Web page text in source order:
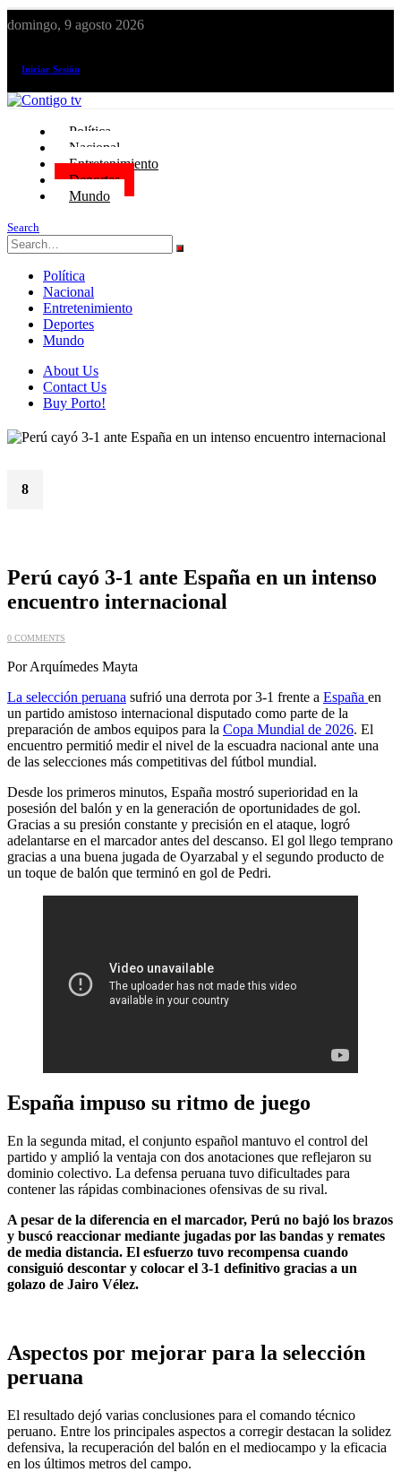
domingo, 9 agosto 2026
Iniciar Sesión
Política
Nacional
Entretenimiento
Deportes
Mundo
Search
Política
Nacional
Entretenimiento
Deportes
Mundo
About Us
Contact Us
Buy Porto!
8
Perú cayó 3-1 ante España en un intenso
encuentro internacional
0 COMMENTS
Por Arquímedes Mayta
La selección peruana sufrió una derrota por 3-1 frente a España en
un partido amistoso internacional disputado como parte de la
preparación de ambos equipos para la Copa Mundial de 2026. El
encuentro permitió medir el nivel de la escuadra nacional ante una
de las selecciones más competitivas del fútbol mundial.
Desde los primeros minutos, España mostró superioridad en la
posesión del balón y en la generación de oportunidades de gol.
Gracias a su presión constante y precisión en el ataque, logró
adelantarse en el marcador antes del descanso. El gol llego temprano
gracias a una buena jugada de Oyarzabal y el segundo producto de
un toque de balón que terminó en gol de Pedri.
España impuso su ritmo de juego
En la segunda mitad, el conjunto español mantuvo el control del
partido y amplió la ventaja con dos anotaciones que reflejaron su
dominio colectivo. La defensa peruana tuvo dificultades para
contener las rápidas combinaciones ofensivas de su rival.
A pesar de la diferencia en el marcador, Perú no bajó los brazos
y buscó reaccionar mediante jugadas por las bandas y remates
de media distancia. El esfuerzo tuvo recompensa cuando
consiguió descontar y colocar el 3-1 definitivo gracias a un
golazo de Jairo Vélez.
Aspectos por mejorar para la selección
peruana
El resultado dejó varias conclusiones para el comando técnico
peruano. Entre los principales aspectos a corregir destacan la solidez
defensiva, la recuperación del balón en el mediocampo y la eficacia
en los últimos metros del campo.